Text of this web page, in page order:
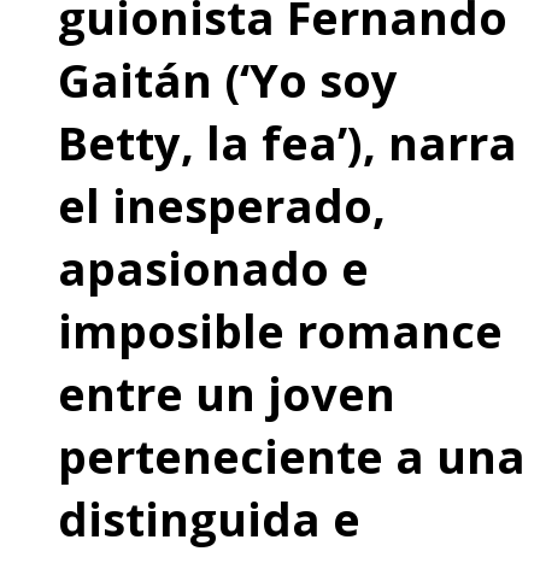
guionista Fernando
Gaitán (‘Yo soy
Betty, la fea’), narra
el inesperado,
apasionado e
imposible romance
entre un joven
perteneciente a una
distinguida e